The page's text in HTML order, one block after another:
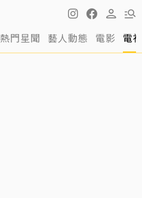
熱門星聞 藝人動態 電影 電